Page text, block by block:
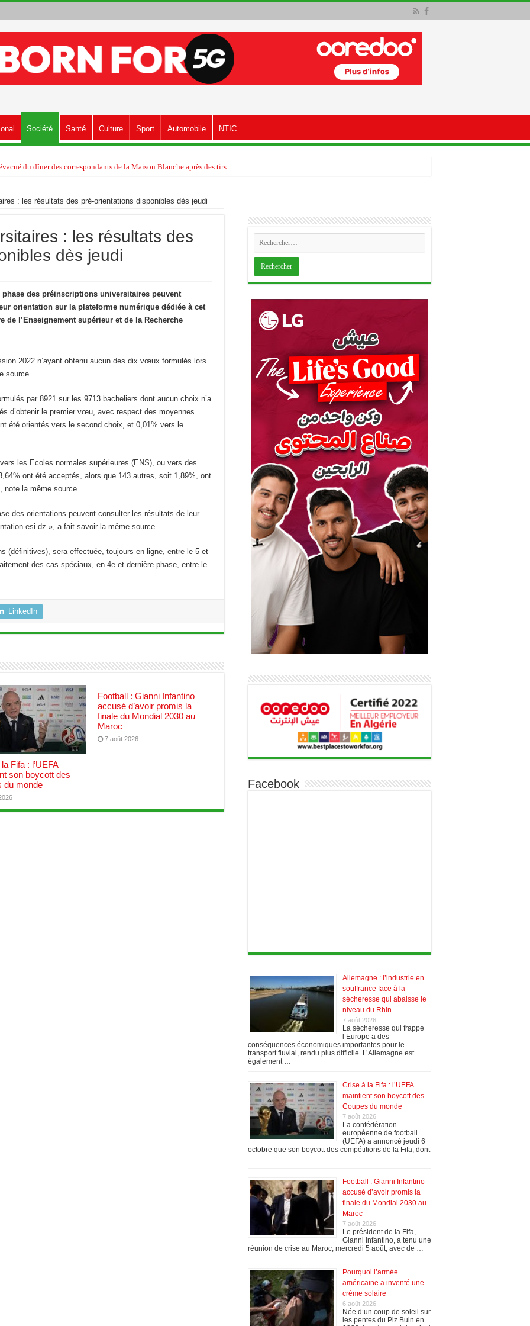
Société Santé Culture Sport Automobile NTIC
du dîner des correspondants de la Maison Blanche après des tirs
: les résultats des pré-orientations disponibles dès jeudi
: les résultats des
dès jeudi
des préinscriptions universitaires peuvent
orientation sur la plateforme numérique dédiée à cet
l’Enseignement supérieur et de la Recherche
2022 n’ayant obtenu aucun des dix vœux formulés lors
source.
par 8921 sur les 9713 bacheliers dont aucun choix n’a
d’obtenir le premier vœu, avec respect des moyennes
été orientés vers le second choix, et 0,01% vers le
les Ecoles normales supérieures (ENS), ou vers des
ont été acceptés, alors que 143 autres, soit 1,89%, ont
la même source.
des orientations peuvent consulter les résultats de leur
», a fait savoir la même source.
(définitives), sera effectuée, toujours en ligne, entre le 5 et
des cas spéciaux, en 4e et dernière phase, entre le
LinkedIn
Fifa : l’UEFA
son boycott des
du monde
Football : Gianni Infantino
accusé d’avoir promis la
finale du Mondial 2030 au
Maroc
7 août 2026
Facebook
Allemagne : l’industrie en
souffrance face à la
sécheresse qui abaisse le
niveau du Rhin
7 août 2026
La sécheresse qui frappe
l’Europe a des
conséquences économiques importantes pour le
transport fluvial, rendu plus difficile. L’Allemagne est
également …
Crise à la Fifa : l’UEFA
maintient son boycott des
Coupes du monde
7 août 2026
La confédération
européenne de football
(UEFA) a annoncé jeudi 6
octobre que son boycott des compétitions de la Fifa, dont
Football : Gianni Infantino
accusé d’avoir promis la
finale du Mondial 2030 au
Maroc
7 août 2026
Le président de la Fifa,
Gianni Infantino, a tenu une
réunion de crise au Maroc, mercredi 5 août, avec de …
Pourquoi l’armée
américaine a inventé une
crème solaire
6 août 2026
Née d’un coup de soleil sur
les pentes du Piz Buin en